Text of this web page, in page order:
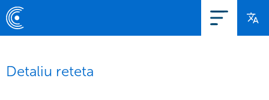
Detaliu reteta